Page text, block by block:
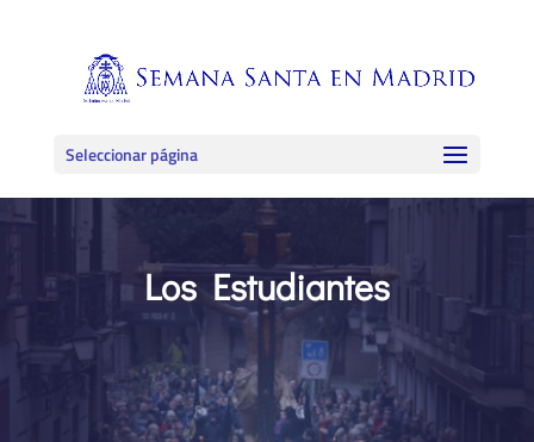
Seleccionar página
Los Estudiantes